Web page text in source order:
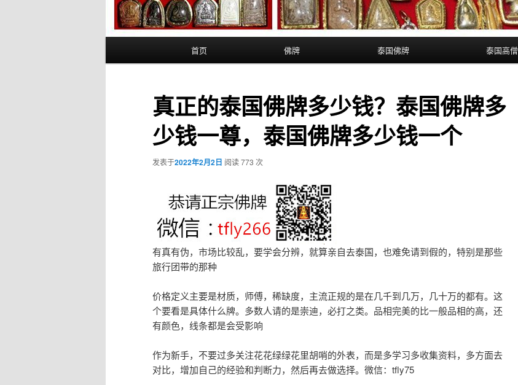
首页 佛牌 泰国佛牌 泰国高僧
真正的泰国佛牌多少钱？泰国佛牌多
少钱一尊，泰国佛牌多少钱一个
发表于2022年2月2日 阅读 773 次
有真有伪，市场比较乱，要学会分辨，就算亲自去泰国，也难免请到假的，特别是那些
旅行团带的那种
价格定义主要是材质，师傅，稀缺度，主流正规的是在几千到几万，几十万的都有。这
个要看是具体什么牌。多数人请的是崇迪，必打之类。品相完美的比一般品相的高，还
有颜色，线条都是会受影响
作为新手，不要过多关注花花绿绿花里胡哨的外表，而是多学习多收集资料，多方面去
对比，增加自己的经验和判断力，然后再去做选择。微信：tfly75